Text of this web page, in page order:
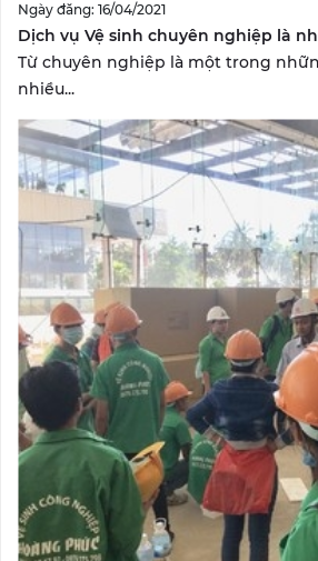
Ngày đăng: 16/04/2021
Dịch vụ Vệ sinh chuyên nghiệp là
Từ chuyên nghiệp là một trong
nhiều...